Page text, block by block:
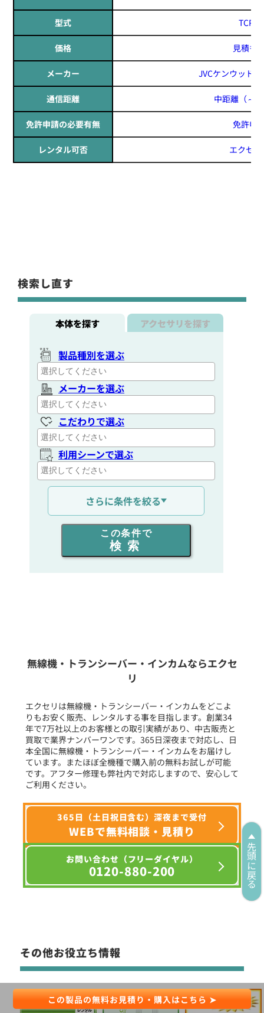
定価:オープン価格
※EK-567LSF-KD
※イヤホンジャックサイズΦ2.5mm
※同時通話無線機にも対応
EM-01
ネック型咽喉マイク+イヤホン
異なります
※EM-01-KW
※イヤホンプラグザイズ2.5φ
※イヤホン付属
EMC-13
イヤホン付きクリップマイクロホン
定価:オープン価格
定価:オープン価格
※耳掛けタイプ
※VOX機能対応
※ケーブル長75cm
EMC-15
イヤホン付きクリップマイクロホン
型式 TCP-
価格 見積も
メーカー JVCケンウッド
通信距離 中距離（～
免許申請の必要有無 免許申
レンタル可否 エクセ
検索し直す
本体を探す アクセサリを探す
製品種別を選ぶ
メーカーを選ぶ
こだわりで選ぶ
利用シーンで選ぶ
通信距離を選ぶ
出力を選ぶ
同時通話人数を選ぶ
フリーワード入力(製品名等)
選択条件をリセット
さらに条件を絞る
この条件で
検索
無線機・トランシーバー・インカムならエクセ
リ
エクセリは無線機・トランシーバー・インカムをどこよ
りもお安く販売、レンタルする事を目指します。創業34
年で7万社以上のお客様との取引実績があり、中古販売と
買取で業界ナンバーワンです。365日深夜まで対応し、日
本全国に無線機・トランシーバー・インカムをお届けし
ています。またほぼ全機種で購入前の無料お試しが可能
です。アフター修理も弊社内で対応しますので、安心して
ご利用ください。
365日（土日祝日含む）深夜まで受付
WEBで無料相談・見積り
お問い合わせ（フリーダイヤル）
0120-880-200
その他お役立ち情報
この製品の無料お見積り・購入はこちら ➤
先頭に戻る